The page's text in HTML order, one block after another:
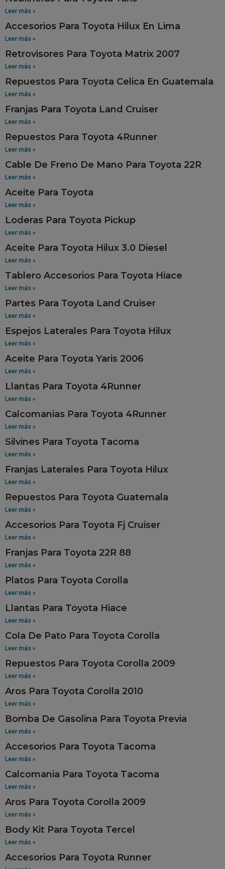
Leer más »
Accesorios Para Toyota Hilux En Lima
Leer más »
Retrovisores Para Toyota Matrix 2007
Leer más »
Repuestos Para Toyota Celica En Guatemala
Leer más »
Franjas Para Toyota Land Cruiser
Leer más »
Repuestos Para Toyota 4Runner
Leer más »
Cable De Freno De Mano Para Toyota 22R
Leer más »
Aceite Para Toyota
Leer más »
Loderas Para Toyota Pickup
Leer más »
Aceite Para Toyota Hilux 3.0 Diesel
Leer más »
Tablero Accesorios Para Toyota Hiace
Leer más »
Partes Para Toyota Land Cruiser
Leer más »
Espejos Laterales Para Toyota Hilux
Leer más »
Aceite Para Toyota Yaris 2006
Leer más »
Llantas Para Toyota 4Runner
Leer más »
Calcomanias Para Toyota 4Runner
Leer más »
Silvines Para Toyota Tacoma
Leer más »
Franjas Laterales Para Toyota Hilux
Leer más »
Repuestos Para Toyota Guatemala
Leer más »
Accesorios Para Toyota Fj Cruiser
Leer más »
Franjas Para Toyota 22R 88
Leer más »
Platos Para Toyota Corolla
Leer más »
Llantas Para Toyota Hiace
Leer más »
Cola De Pato Para Toyota Corolla
Leer más »
Repuestos Para Toyota Corolla 2009
Leer más »
Aros Para Toyota Corolla 2010
Leer más »
Bomba De Gasolina Para Toyota Previa
Leer más »
Accesorios Para Toyota Tacoma
Leer más »
Calcomania Para Toyota Tacoma
Leer más »
Aros Para Toyota Corolla 2009
Leer más »
Body Kit Para Toyota Tercel
Leer más »
Accesorios Para Toyota Runner